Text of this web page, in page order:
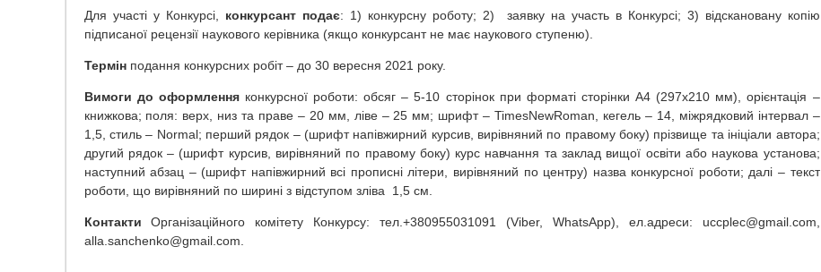
Для участі у Конкурсі, конкурсант подає: 1) конкурсну роботу; 2) заявку на участь в Конкурсі; 3) відскановану копію
підписаної рецензії наукового керівника (якщо конкурсант не має наукового ступеню).
Термін подання конкурсних робіт – до 30 вересня 2021 року.
Вимоги до оформленняконкурсної роботи: обсяг – 5-10 сторінок при форматі сторінки А4 (297х210 мм), орієнтація –
книжкова; поля: верх, низ та праве – 20 мм, ліве – 25 мм; шрифт – TimesNewRoman, кегель – 14, міжрядковий інтервал –
1,5, стиль – Normal; перший рядок – (шрифт напівжирний курсив, вирівняний по правому боку) прізвище та ініціали автора;
другий рядок – (шрифт курсив, вирівняний по правому боку) курс навчання та заклад вищої освіти або наукова установа;
наступний абзац – (шрифт напівжирний всі прописні літери, вирівняний по центру) назва конкурсної роботи; далі – текст
роботи, що вирівняний по ширині з відступом зліва 1,5 см.
КонтактиОрганізаційного комітету Конкурсу: тел.+380955031091 (Viber, WhatsApp), ел.адреси: uccplec@gmail.com,
alla.sanchenko@gmail.com.